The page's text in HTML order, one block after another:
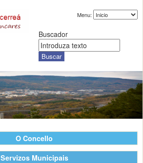
Menu:
Buscador
O Concello
Servizos Municipais